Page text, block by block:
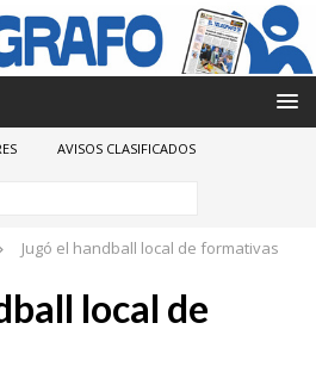
AVISOS CLASIFICADOS
Jugó el handball local de formativas
local de